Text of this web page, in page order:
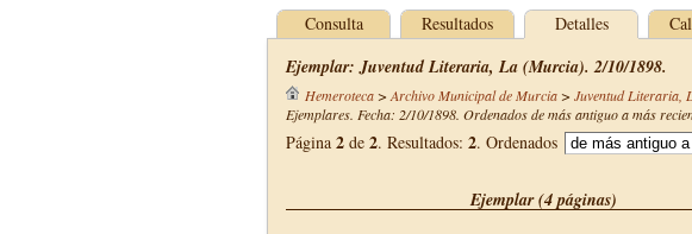
Consulta Resultados Detalles
Ejemplar: Juventud Literaria, La (Murcia). 2/10/1898.
Hemeroteca> Archivo Municipal de Murcia> Juventud Literaria,
Ejemplares. Fecha: 2/10/1898. Ordenados de más antiguo a más
Página 2 de 2. Resultados: 2. Ordenados
Ejemplar (4 páginas)